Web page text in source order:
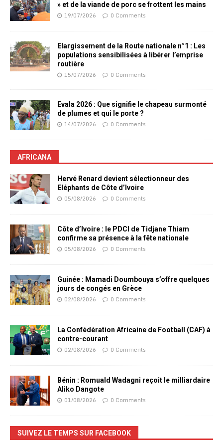
» et de la viande de porc se frottent les mains
19/07/2026 0 Comments
Elargissement de la Route nationale n°1 : Les
populations sensibilisées à libérer l’emprise
routière
15/07/2026 0 Comments
Evala 2026 : Que signifie le chapeau surmonté
de plumes et qui le porte ?
14/07/2026 0 Comments
AFRICANA
Hervé Renard devient sélectionneur des
Eléphants de Côte d’Ivoire
05/08/2026 0 Comments
Côte d’Ivoire : le PDCI de Tidjane Thiam
confirme sa présence à la fête nationale
05/08/2026 0 Comments
Guinée : Mamadi Doumbouya s’offre quelques
jours de congés en Grèce
02/08/2026 0 Comments
La Confédération Africaine de Football (CAF) à
contre-courant
02/08/2026 0 Comments
Bénin : Romuald Wadagni reçoit le milliardaire
Aliko Dangote
01/08/2026 0 Comments
SUIVEZ LE TEMPS SUR FACEBOOK